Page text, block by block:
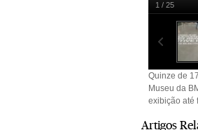
Quinze dos
Munique.
fotográfica
1 / 25
Quinze de
Museu da
exibição até
Artigos